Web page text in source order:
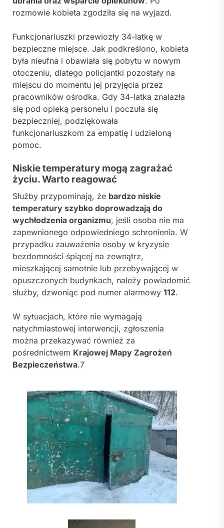
rozmowie kobieta zgodziła się na wyjazd.
Funkcjonariuszki przewiozły 34-latkę w
bezpieczne miejsce. Jak podkreślono, kobieta
była nieufna i obawiała się pobytu w nowym
otoczeniu, dlatego policjantki pozostały na
miejscu do momentu jej przyjęcia przez
pracowników ośrodka. Gdy 34-latka znalazła
się pod opieką personelu i poczuła się
bezpieczniej, podziękowała
funkcjonariuszkom za empatię i udzieloną
pomoc.
Niskie temperatury mogą zagrażać
życiu. Warto reagować
Służby przypominają, że bardzo niskie
temperatury szybko doprowadzają do
wychłodzenia organizmu, jeśli osoba nie ma
zapewnionego odpowiedniego schronienia. W
przypadku zauważenia osoby w kryzysie
bezdomności śpiącej na zewnątrz,
mieszkającej samotnie lub przebywającej w
opuszczonych budynkach, należy powiadomić
służby, dzwoniąc pod numer alarmowy 112.
W sytuacjach, które nie wymagają
natychmiastowej interwencji, zgłoszenia
można przekazywać również za
pośrednictwem Krajowej Mapy Zagrożeń
Bezpieczeństwa.7